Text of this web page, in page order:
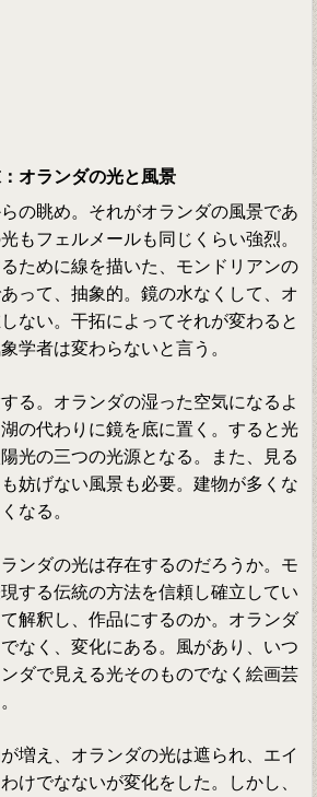
オランダの光と風景
の眺め。それがオランダの風景であ
もフェルメールも同じくらい強烈。
ために線を描いた、モンドリアンの
あって、抽象的。鏡の水なくして、オ
ない。干拓によってそれが変わると
学者は変わらないと言う。
る。オランダの湿った空気になるよ
の代わりに鏡を底に置く。すると光
光の三つの光源となる。また、見る
妨げない風景も必要。建物が多くな
なる。
ンダの光は存在するのだろうか。モ
する伝統の方法を信頼し確立してい
解釈し、作品にするのか。オランダ
なく、変化にある。風があり、いつ
ダで見える光そのものでなく絵画芸
増え、オランダの光は遮られ、エイ
けでなないが変化をした。しかし、